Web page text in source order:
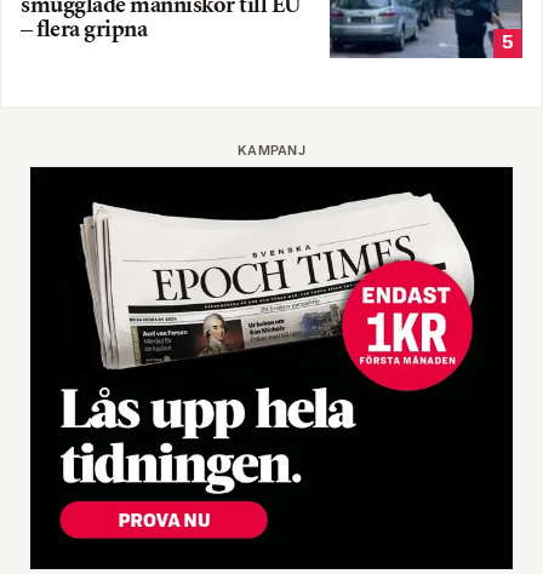
smugglade människor till EU
– flera gripna
5
KAMPANJ